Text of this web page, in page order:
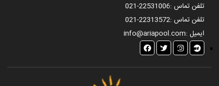
تلفن تماس :021-22531006
تلفن تماس :021-22313572
ایمیل :info@ariapool.com